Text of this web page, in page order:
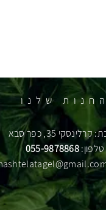
שלנו
35, כפר סבא
טלפון:055-9878868